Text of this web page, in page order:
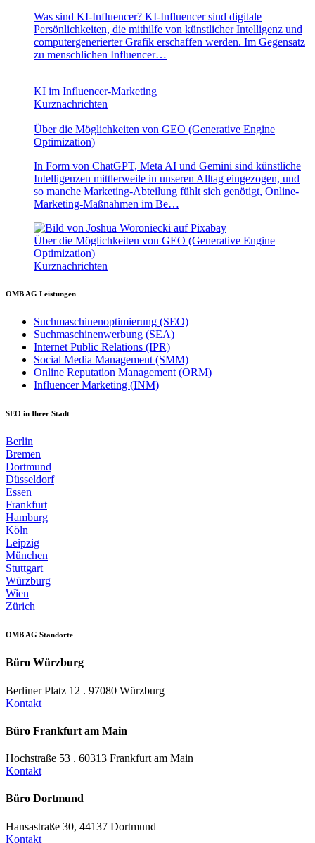
Was sind KI-Influencer? KI-Influencer sind digitale
Persönlichkeiten, die mithilfe von künstlicher Intelligenz und
computergenerierter Grafik erschaffen werden. Im Gegensatz
zu menschlichen Influencer…
KI im Influencer-Marketing
Kurznachrichten
Über die Möglichkeiten von GEO (Generative Engine
Optimization)
In Form von ChatGPT, Meta AI und Gemini sind künstliche
Intelligenzen mittlerweile in unseren Alltag eingezogen, und
so manche Marketing-Abteilung fühlt sich genötigt, Online-
Marketing-Maßnahmen im Be…
Über die Möglichkeiten von GEO (Generative Engine
Optimization)
Kurznachrichten
OMB AG Leistungen
Suchmaschinenoptimierung (SEO)
Suchmaschinenwerbung (SEA)
Internet Public Relations (IPR)
Social Media Management (SMM)
Online Reputation Management (ORM)
Influencer Marketing (INM)
SEO in Ihrer Stadt
Berlin
Bremen
Dortmund
Düsseldorf
Essen
Frankfurt
Hamburg
Köln
Leipzig
München
Stuttgart
Würzburg
Wien
Zürich
OMB AG Standorte
Büro Würzburg
Berliner Platz 12 . 97080 Würzburg
Kontakt
Büro Frankfurt am Main
Hochstraße 53 . 60313 Frankfurt am Main
Kontakt
Büro Dortmund
Hansastraße 30, 44137 Dortmund
Kontakt